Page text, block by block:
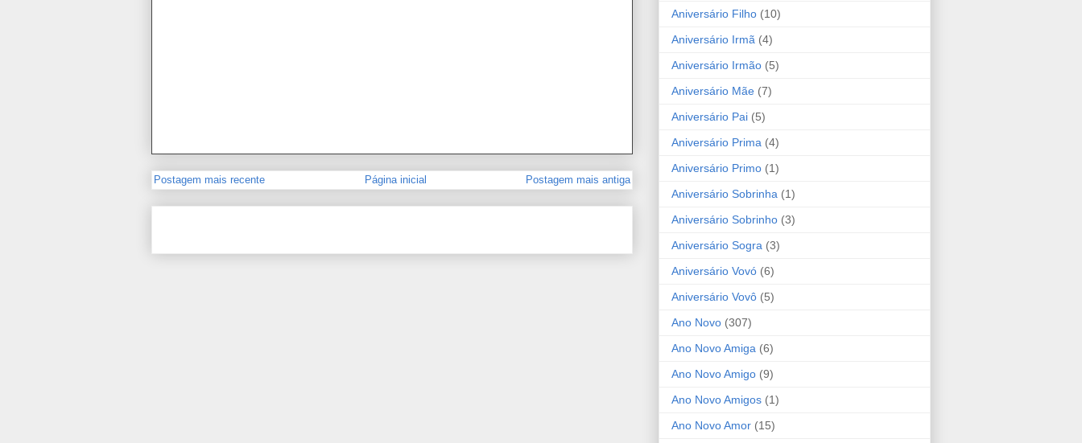
Postagem mais recente Postagem mais antiga
Página inicial
Aniversário Filho (10)
Aniversário Irmã (4)
Aniversário Irmão (5)
Aniversário Mãe (7)
Aniversário Pai (5)
Aniversário Prima (4)
Aniversário Primo (1)
Aniversário Sobrinha (1)
Aniversário Sobrinho (3)
Aniversário Sogra (3)
Aniversário Vovó (6)
Aniversário Vovô (5)
Ano Novo (307)
Ano Novo Amiga (6)
Ano Novo Amigo (9)
Ano Novo Amigos (1)
Ano Novo Amor (15)